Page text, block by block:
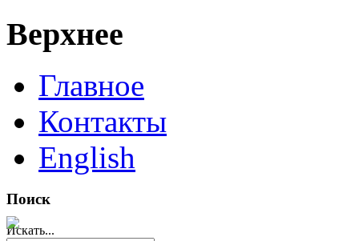
Верхнее
Главное
Контакты
English
Поиск
Искать...